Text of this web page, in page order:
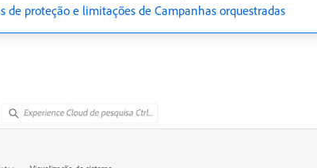
de proteção e limitações de Campanhas orquestradas